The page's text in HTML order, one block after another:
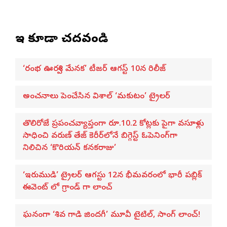
ఇవి కూడా చదవండి
‘రంభ ఊర్వశి మేనక’ టీజర్ ఆగస్ట్ 10న రిలీజ్
అంచనాలు పెంచేసిన విశాల్ ‘మకుటం’ ట్రైలర్
తొలిరోజే ప్రపంచవ్యాప్తంగా రూ.10.2 కోట్లకు పైగా వసూళ్లు
సాధించి వరుణ్ తేజ్ కెరీర్‌లోనే బిగ్గెస్ట్ ఓపెనింగ్‌గా
నిలిచిన ‘కొరియన్ కనకరాజు’
‘ఇరుముడి’ ట్రైలర్ ఆగస్టు 12న భీమవరంలో భారీ పబ్లిక్
ఈవెంట్ లో గ్రాండ్ గా లాంచ్
ఘనంగా ‘శివ గాడి జింద‌గీ’ మూవీ టైటిల్, సాంగ్ లాంచ్!